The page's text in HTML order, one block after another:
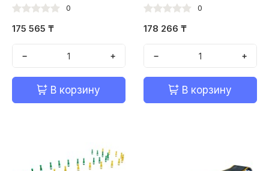
выполнении маневров" +
магнитов К1009, К1011
0
175 565 ₸
− +
В корзину
магнитов КМ-18
0
178 266 ₸
− +
В корзину